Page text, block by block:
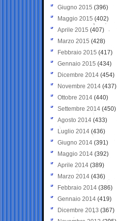
Giugno 2015 (396)
Maggio 2015 (402)
Aprile 2015 (407)
Marzo 2015 (428)
Febbraio 2015 (417)
Gennaio 2015 (434)
Dicembre 2014 (454)
Novembre 2014 (437)
Ottobre 2014 (440)
Settembre 2014 (450)
Agosto 2014 (433)
Luglio 2014 (436)
Giugno 2014 (391)
Maggio 2014 (392)
Aprile 2014 (389)
Marzo 2014 (436)
Febbraio 2014 (386)
Gennaio 2014 (419)
Dicembre 2013 (367)